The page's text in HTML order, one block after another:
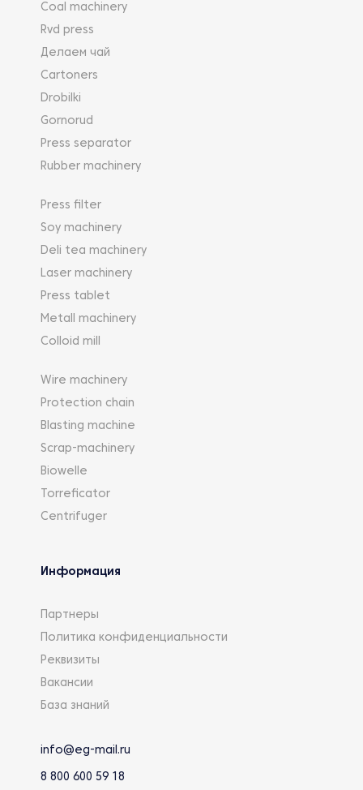
Coal machinery
Rvd press
Делаем чай
Cartoners
Drobilki
Gornorud
Press separator
Rubber machinery
Press filter
Soy machinery
Deli tea machinery
Laser machinery
Press tablet
Metall machinery
Colloid mill
Wire machinery
Protection chain
Blasting machine
Scrap-machinery
Biowelle
Torreficator
Centrifuger
Информация
Партнеры
Политика конфиденциальности
Реквизиты
Вакансии
База знаний
info@eg-mail.ru
8 800 600 59 18